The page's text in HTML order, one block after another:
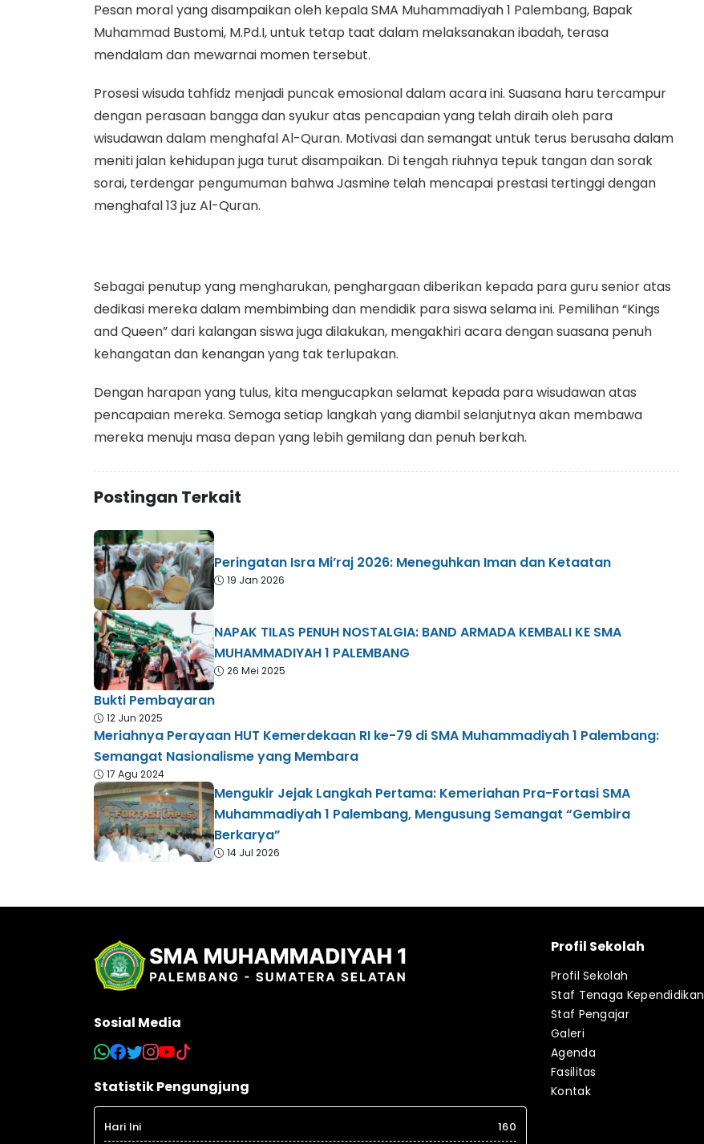
Pesan moral yang disampaikan oleh kepala SMA Muhammadiyah 1 Palembang, Bapak
Muhammad Bustomi, M.Pd.I, untuk tetap taat dalam melaksanakan ibadah, terasa
mendalam dan mewarnai momen tersebut.
Prosesi wisuda tahfidz menjadi puncak emosional dalam acara ini. Suasana haru tercampur
dengan perasaan bangga dan syukur atas pencapaian yang telah diraih oleh para
wisudawan dalam menghafal Al-Quran. Motivasi dan semangat untuk terus berusaha dalam
meniti jalan kehidupan juga turut disampaikan. Di tengah riuhnya tepuk tangan dan sorak
sorai, terdengar pengumuman bahwa Jasmine telah mencapai prestasi tertinggi dengan
menghafal 13 juz Al-Quran.
Sebagai penutup yang mengharukan, penghargaan diberikan kepada para guru senior atas
dedikasi mereka dalam membimbing dan mendidik para siswa selama ini. Pemilihan “Kings
and Queen” dari kalangan siswa juga dilakukan, mengakhiri acara dengan suasana penuh
kehangatan dan kenangan yang tak terlupakan.
Dengan harapan yang tulus, kita mengucapkan selamat kepada para wisudawan atas
pencapaian mereka. Semoga setiap langkah yang diambil selanjutnya akan membawa
mereka menuju masa depan yang lebih gemilang dan penuh berkah.
Postingan Terkait
Peringatan Isra Mi’raj 2026: Meneguhkan Iman dan Ketaatan
19 Jan 2026
NAPAK TILAS PENUH NOSTALGIA: BAND ARMADA KEMBALI KE SMA
MUHAMMADIYAH 1 PALEMBANG
26 Mei 2025
Bukti Pembayaran
12 Jun 2025
Meriahnya Perayaan HUT Kemerdekaan RI ke-79 di SMA Muhammadiyah 1 Palembang:
Semangat Nasionalisme yang Membara
17 Agu 2024
Mengukir Jejak Langkah Pertama: Kemeriahan Pra-Fortasi SMA
Muhammadiyah 1 Palembang, Mengusung Semangat “Gembira
Berkarya”
14 Jul 2026
Sosial Media
Statistik Pengungjung
Hari Ini 160
Profil Sekolah
Profil Sekolah
Staf Tenaga Kependidikan
Staf Pengajar
Galeri
Agenda
Fasilitas
Kontak